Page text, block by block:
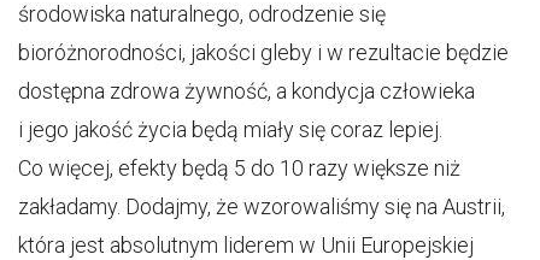
środowiska naturalnego, odrodzenie się
bioróżnorodności, jakości gleby i w rezultacie będzie
dostępna zdrowa żywność, a kondycja człowieka
i jego jakość życia będą miały się coraz lepiej.
Co więcej, efekty będą 5 do 10 razy większe niż
zakładamy. Dodajmy, że wzorowaliśmy się na Austrii,
która jest absolutnym liderem w Unii Europejskiej